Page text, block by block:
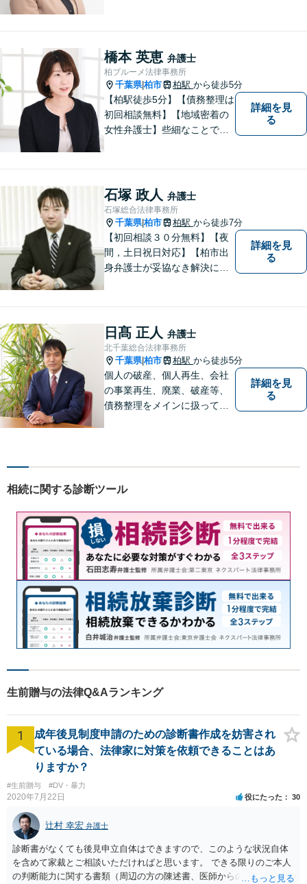
橋本 英恵 弁護士
柏ブルーメ法律事務所
千葉県|柏市 柏駅 から徒歩5分
【柏駅徒歩5分】【債務整理は
初回相談無料】【地域密着の
女性弁護士】些細なことでも
詳細を見
る
石塚 政人 弁護士
石塚総合法律事務所
千葉県|柏市 柏駅 から徒歩7分
【初回相談３０分無料】【夜
間，土日祝日対応】【柏市出
身弁護士が妥協なき解決に尽
供いたします。
詳細を見
る
日髙 正人 弁護士
北千葉総合法律事務所
千葉県|柏市 柏駅 から徒歩5分
個人の破産、個人再生、会社
の事業再生、廃業、破産等、
債務整理をメインに扱ってお
私的整理も取扱い可能です。
です。
詳細を見
る
相続に関する診断ツール
生前贈与の法律Q&Aランキング
1
成年後見制度申請のための診断書作成を妨害され
ている場合、法律家に対策を依頼できることはあ
りますか？
#生前贈与 #DV・暴力
2020年7月22日 役にたった 30
辻村 幸宏 弁護士
診断書がなくても後見申立自体はできますので、このような状況自体
を含めて家裁とご相談いただければと思います。 できる限りのご本人
の判断能力に関する書類（周辺の方の陳述書、医師からの聴取書等）